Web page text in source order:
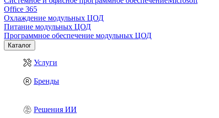
Office 365
Охлаждение модульных ЦОД
Питание модульных ЦОД
Программное обеспечение модульных ЦОД
Каталог
Услуги
Бренды
Решения ИИ